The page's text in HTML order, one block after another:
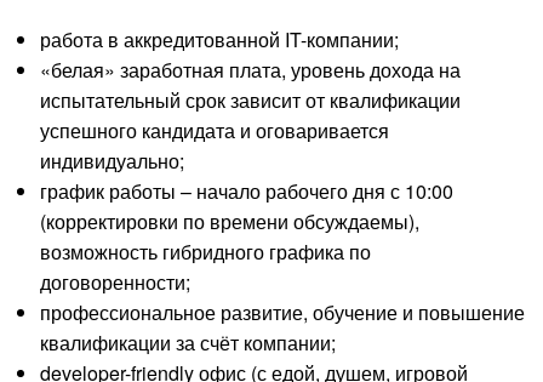
работа в аккредитованной IT-компании;
«белая» заработная плата, уровень дохода на
испытательный срок зависит от квалификации
успешного кандидата и оговаривается
индивидуально;
график работы – начало рабочего дня с 10:00
(корректировки по времени обсуждаемы),
возможность гибридного графика по
договоренности;
профессиональное развитие, обучение и повышение
квалификации за счёт компании;
developer-friendly офис (с едой, душем, игровой